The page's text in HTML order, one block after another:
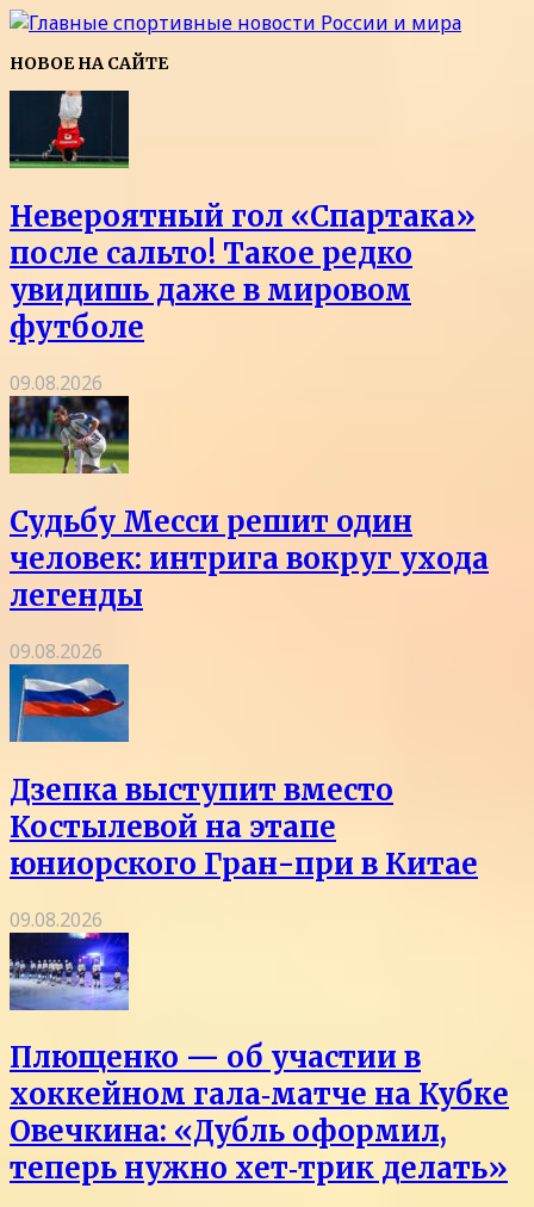
НОВОЕ НА САЙТЕ
Невероятный гол «Спартака»
после сальто! Такое редко
увидишь даже в мировом
футболе
09.08.2026
Судьбу Месси решит один
человек: интрига вокруг ухода
легенды
09.08.2026
Дзепка выступит вместо
Костылевой на этапе
юниорского Гран-при в Китае
09.08.2026
Плющенко — об участии в
хоккейном гала‑матче на Кубке
Овечкина: «Дубль оформил,
теперь нужно хет‑трик делать»